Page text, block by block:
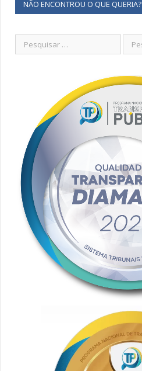
NÃO ENCONTROU O QUE QUERIA?